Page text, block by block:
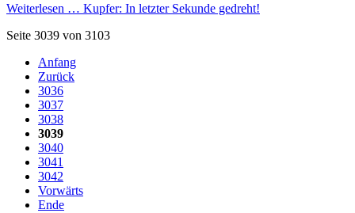
Weiterlesen … Kupfer: In letzter Sekunde gedreht!
Seite 3039 von 3103
Anfang
Zurück
3036
3037
3038
3039
3040
3041
3042
Vorwärts
Ende